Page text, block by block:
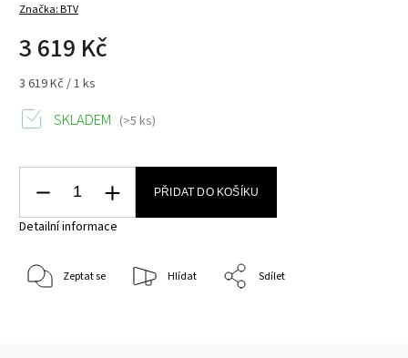
Značka:BTV
3 619 Kč
3 619 Kč / 1 ks
SKLADEM (>5 ks)
PŘIDAT DO KOŠÍKU
Detailní informace
Zeptat se Hlídat Sdílet